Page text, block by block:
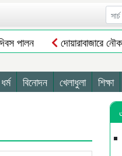
পালন দোয়ারাবাজারে
নিষিদ্ধ ছাত্রলীগের অর্ধশত
ধর্ম বিনোদন খেলাধুলা শিক্ষা